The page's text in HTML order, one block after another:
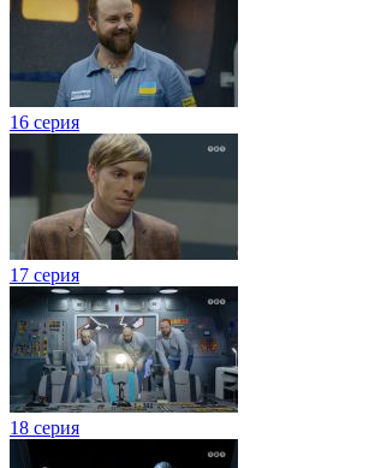
16 серия
17 серия
18 серия